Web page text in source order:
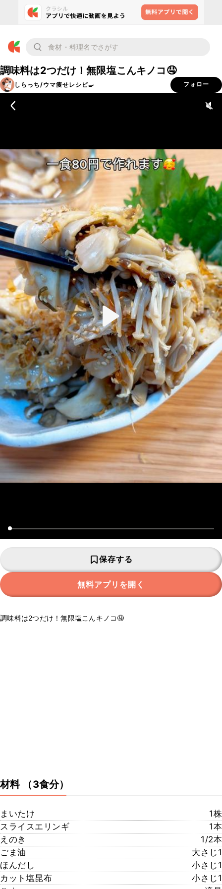
調味料は2つだけ！無限塩こんキノコ🤤
しらっち/ウマ痩せレシピ🍳 フォロー
保存する
無料アプリを開く
調味料は2つだけ！無限塩こんキノコ🤤
材料 （3食分）
まいたけ
1株
スライスエリンギ
1本
えのき
1/2本
ごま油
大さじ1
ほんだし
小さじ1
カット塩昆布
小さじ1